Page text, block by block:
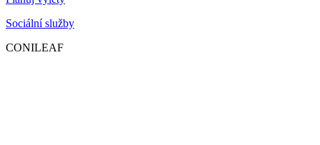
Sociální služby
CONILEAF